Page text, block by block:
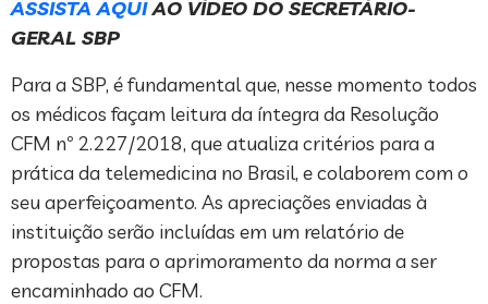
ASSISTA AQUIAO VÍDEO DO SECRETÁRIO-
GERAL SBP
Para a SBP, é fundamental que, nesse momento todos
os médicos façam leitura da íntegra da Resolução
CFM nº 2.227/2018, que atualiza critérios para a
prática da telemedicina no Brasil, e colaborem com o
seu aperfeiçoamento. As apreciações enviadas à
instituição serão incluídas em um relatório de
propostas para o aprimoramento da norma a ser
encaminhado ao CFM.